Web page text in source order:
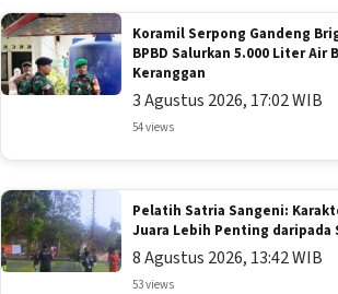
Koramil Serpong Gandeng
BPBD Salurkan 5.000 Liter Air
Keranggan
3 Agustus 2026, 17:02 WIB
54 views
Pelatih Satria Sangeni:
Juara Lebih Penting daripada
8 Agustus 2026, 13:42 WIB
53 views